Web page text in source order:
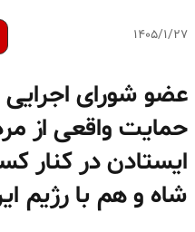
۱۴۰۵/۱/۲۷
عضو شورای اجرایی
حمایت واقعی از
ایستادن در کنار
شاه و هم با رژیم